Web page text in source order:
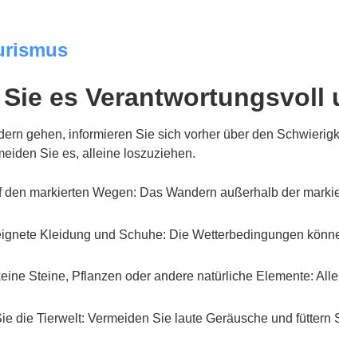
es Verantwortungsvoll
gehen, informieren Sie sich vorher über den
Sie es, alleine loszuziehen.
den markierten Wegen: Das Wandern außerhalb der
Kleidung und Schuhe: Die Wetterbedingungen
Steine, Pflanzen oder andere natürliche Elemente:
die Tierwelt: Vermeiden Sie laute Geräusche und füttern